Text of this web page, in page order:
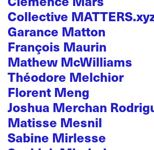
Collective
Garance Matton
François Maurin
Mathew McWilliams
Théodore Melchior
Florent Meng
Joshua Merchan
Matisse Mesnil
Sabine Mirlesse